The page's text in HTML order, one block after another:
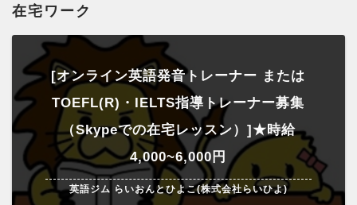
在宅ワーク
[オンライン英語発音トレーナー または
TOEFL(R)・IELTS指導トレーナー募集
（Skypeでの在宅レッスン）]★時給
4,000~6,000円
英語ジム らいおんとひよこ(株式会社らいひよ)